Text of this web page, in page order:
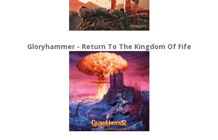
Gloryhammer - Return To The Kingdom Of Fife